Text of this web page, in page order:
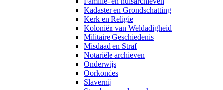
Kadaster en Grondschatting
Kerk en Religie
Koloniën van Weldadigheid
Militaire Geschiedenis
Misdaad en Straf
Notariële archieven
Onderwijs
Oorkondes
Slavernij